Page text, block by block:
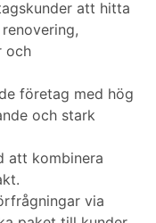
att hitta
och
företag med hög
och stark
att kombinera
via